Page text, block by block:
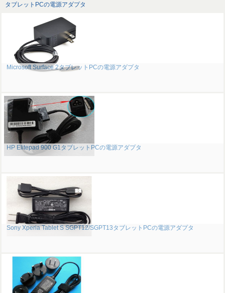
タブレットPCの電源アダプタ
Microsoft Surface 2タブレットPCの電源アダプタ
HP Elitepad 900 G1タブレットPCの電源アダプタ
Sony Xperia Tablet S SGPT12/SGPT13タブレットPCの電源アダプタ